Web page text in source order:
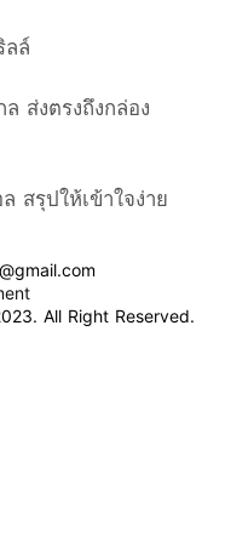
ลล์
ส่งตรงถึงกล่อง
สรุปให้เข้าใจง่าย
All Right Reserved.